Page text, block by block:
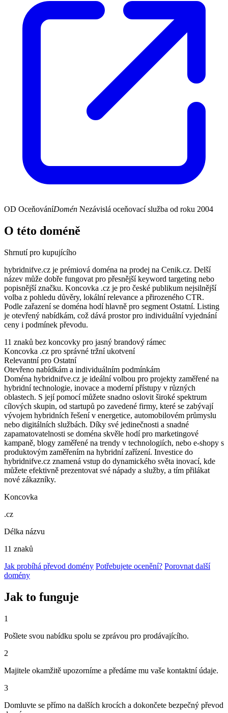
OD OceňováníDomén Nezávislá oceňovací služba od roku 2004
O této doméně
Shrnutí pro kupujícího
hybridnifve.cz je prémiová doména na prodej na Cenik.cz. Delší
název může dobře fungovat pro přesnější keyword targeting nebo
popisnější značku. Koncovka .cz je pro české publikum nejsilnější
volba z pohledu důvěry, lokální relevance a přirozeného CTR.
Podle zařazení se doména hodí hlavně pro segment Ostatní. Listing
je otevřený nabídkám, což dává prostor pro individuální vyjednání
ceny i podmínek převodu.
11 znaků bez koncovky pro jasný brandový rámec
Koncovka .cz pro správné tržní ukotvení
Relevantní pro Ostatní
Otevřeno nabídkám a individuálním podmínkám
Doména hybridnifve.cz je ideální volbou pro projekty zaměřené na
hybridní technologie, inovace a moderní přístupy v různých
oblastech. S její pomocí můžete snadno oslovit široké spektrum
cílových skupin, od startupů po zavedené firmy, které se zabývají
vývojem hybridních řešení v energetice, automobilovém průmyslu
nebo digitálních službách. Díky své jedinečnosti a snadné
zapamatovatelnosti se doména skvěle hodí pro marketingové
kampaně, blogy zaměřené na trendy v technologiích, nebo e-shopy s
produktovým zaměřením na hybridní zařízení. Investice do
hybridnifve.cz znamená vstup do dynamického světa inovací, kde
můžete efektivně prezentovat své nápady a služby, a tím přilákat
nové zákazníky.
Koncovka
.cz
Délka názvu
11 znaků
Jak probíhá převod domény Potřebujete ocenění? Porovnat další
domény
Jak to funguje
1
Pošlete svou nabídku spolu se zprávou pro prodávajícího.
2
Majitele okamžitě upozorníme a předáme mu vaše kontaktní údaje.
3
Domluvte se přímo na dalších krocích a dokončete bezpečný převod